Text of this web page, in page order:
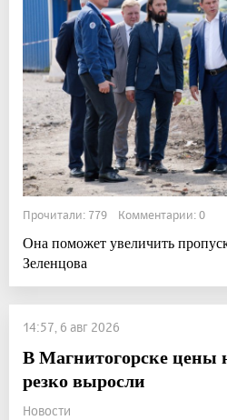
Прочитали: 779 Комментарии: 0
Она поможет увеличить
Зеленцова
14:57, 6 авг 2026
В Магнитогорске цены
резко выросли
Новости